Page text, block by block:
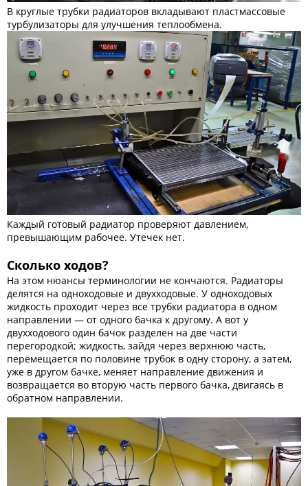
В круглые трубки радиаторов вкладывают пластмассовые
турбулизаторы для улучшения теплообмена.
Каждый готовый радиатор проверяют давлением,
превышающим рабочее. Утечек нет.
Сколько ходов?
На этом нюансы терминологии не кончаются. Радиаторы
делятся на одноходовые и двухходовые. У одноходовых
жидкость проходит через все трубки радиатора в одном
направлении — от одного бачка к другому. А вот у
двухходового один бачок разделен на две части
перегородкой; жидкость, зайдя через верхнюю часть,
перемещается по половине трубок в одну сторону, а затем,
уже в другом бачке, меняет направление движения и
возвращается во вторую часть первого бачка, двигаясь в
обратном направлении.